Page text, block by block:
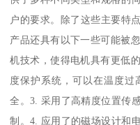
户的要求。除了这些主要特
产品还具有以下一些可能被
机技术，使得电机具有更低
度保护系统，可以在温度
全。3. 采用了高精度位置传
制。4. 应用了的磁场设计和